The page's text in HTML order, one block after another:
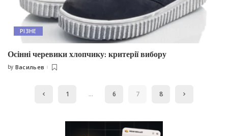
РІЗНЕ
Осінні черевики хлопчику: критерії вибору
Posted
by Васильев
1 … 6 7 8